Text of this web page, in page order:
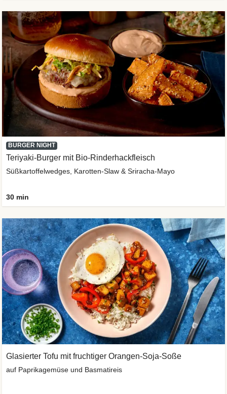
BURGER NIGHT
Teriyaki-Burger mit Bio-Rinderhackfleisch
Süßkartoffelwedges, Karotten-Slaw & Sriracha-Mayo
30 min
Glasierter Tofu mit fruchtiger Orangen-Soja-Soße
auf Paprikagemüse und Basmatireis